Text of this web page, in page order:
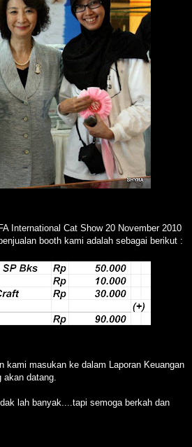
International Cat Show 20 November 2010
booth kami adalah sebagai berikut :
kami masukan ke dalam Laporan Keuangan
akan datang.
lah banyak....tapi semoga berkah dan